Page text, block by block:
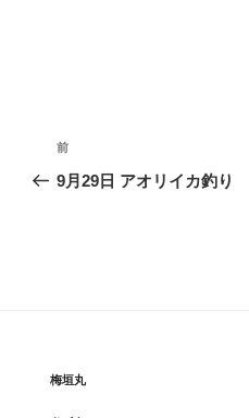
投
稿
シ
前
の
前
9月29日 アオリイカ釣り
梅垣丸